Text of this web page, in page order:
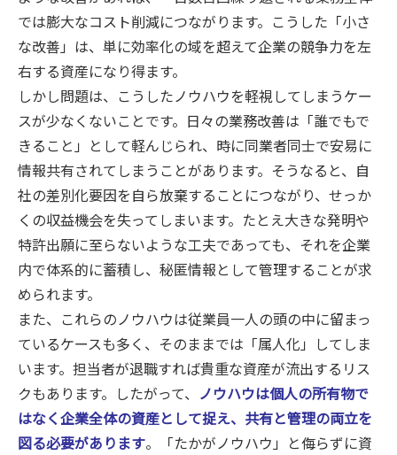
では膨大なコスト削減につながります。こうした「小さ
な改善」は、単に効率化の域を超えて企業の競争力を左
右する資産になり得ます。
しかし問題は、こうしたノウハウを軽視してしまうケー
スが少なくないことです。日々の業務改善は「誰でもで
きること」として軽んじられ、時に同業者同士で安易に
情報共有されてしまうことがあります。そうなると、自
社の差別化要因を自ら放棄することにつながり、せっか
くの収益機会を失ってしまいます。たとえ大きな発明や
特許出願に至らないような工夫であっても、それを企業
内で体系的に蓄積し、秘匿情報として管理することが求
められます。
また、これらのノウハウは従業員一人の頭の中に留まっ
ているケースも多く、そのままでは「属人化」してしま
います。担当者が退職すれば貴重な資産が流出するリス
クもあります。したがって、 ノウハウは個人の所有物で
はなく企業全体の資産として捉え、共有と管理の両立を
図る必要があります。「たかがノウハウ」と侮らずに資